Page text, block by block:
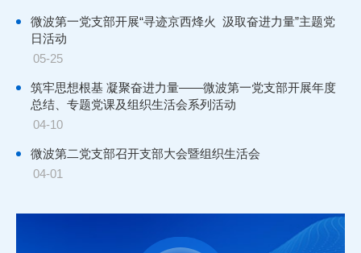
27
2026-07
达信号处理算法及嵌入式软件开发人员、雷达
信号处理FPGA逻辑设计与开发人员招聘启事
2026-07
遥感建模暑期学校十周年招生简章
11
2026-06
大学生夏令营招募通知
22
点实验室雷达成像方向研究人员招聘启事
微波第一党支部开展“寻迹京西烽火 汲取奋进力量”主题党
日活动
05-25
筑牢思想根基 凝聚奋进力量——微波第一党支部开展年度
总结、专题党课及组织生活会系列活动
04-10
微波第二党支部召开支部大会暨组织生活会
04-01